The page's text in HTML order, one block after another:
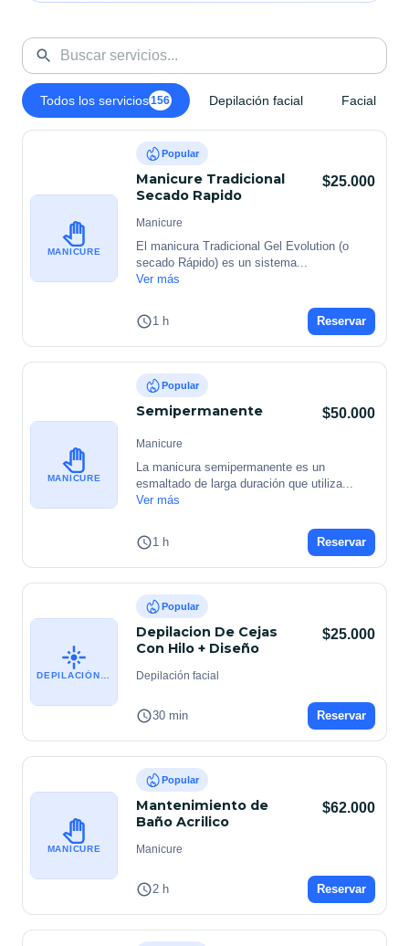
📍 Villas de Granada, Bogotá
📲 WhatsApp: 317 436 1811
📸 Instagram, TikTok y Facebook: @spaamoret
💚 Amoret Beauty & Spa: donde la belleza, el bienestar y el amor
propio se encuentran. ✨
Todos los servicios156 Depilación facial Facial
MANICURE
Popular
Manicure Tradicional
Secado Rapido
$25.000
Manicure
El manicura Tradicional Gel Evolution (o
secado Rápido) es un sistema...
Ver más
1 h Reservar
MANICURE
Popular
Semipermanente $50.000
Manicure
La manicura semipermanente es un
esmaltado de larga duración que utiliza...
Ver más
1 h Reservar
Popular
Depilacion De Cejas
Con Hilo + Diseño
$25.000
Depilación facial
30 min Reservar
MANICURE
Popular
Mantenimiento de
Baño Acrilico
$62.000
Manicure
2 h Reservar